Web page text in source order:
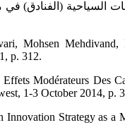
Mohsen
p. 312.‎
1-3 ‎October 2014, p.